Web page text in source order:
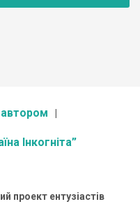
Інкогніта”
проект ентузіастів